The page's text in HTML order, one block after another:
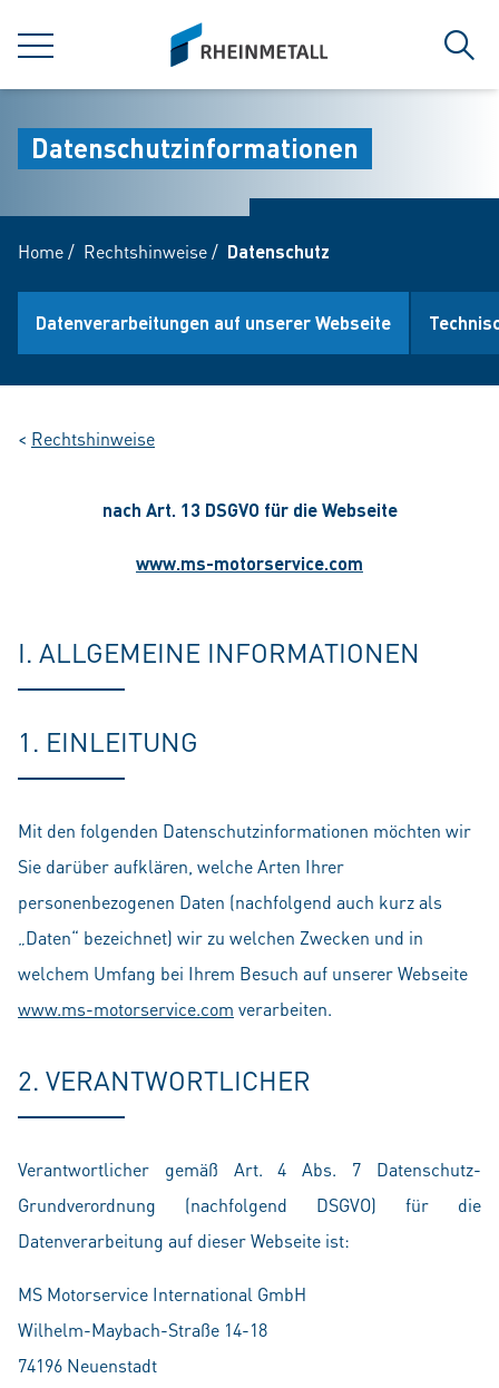
MENÜ
siteLogo
Datenschutzinformationen
Home/ Rechtshinweise/ Datenschutz
Datenverarbeitungen auf unserer Webseite
< Rechtshinweise
nach Art. 13 DSGVO für die Webseite
www.ms-motorservice.com
I. ALLGEMEINE INFORMATIONEN
1. EINLEITUNG
Mit den folgenden Datenschutzinformationen möchten wir
Sie darüber aufklären, welche Arten Ihrer
personenbezogenen Daten (nachfolgend auch kurz als
„Daten“ bezeichnet) wir zu welchen Zwecken und in
welchem Umfang bei Ihrem Besuch auf unserer Webseite
www.ms-motorservice.com verarbeiten.
2. VERANTWORTLICHER
Verantwortlicher gemäß Art. 4 Abs. 7 Datenschutz-
Grundverordnung (nachfolgend DSGVO) für die
Datenverarbeitung auf dieser Webseite ist:
MS Motorservice International GmbH
Wilhelm-Maybach-Straße 14-18
74196 Neuenstadt